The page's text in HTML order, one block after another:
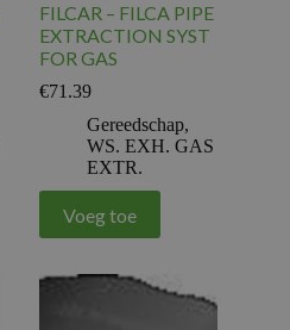
FILCAR – FILCA PIPE
EXTRACTION SYST
FOR GAS
€71.39
Gereedschap,
WS. EXH. GAS
EXTR.
Voeg toe